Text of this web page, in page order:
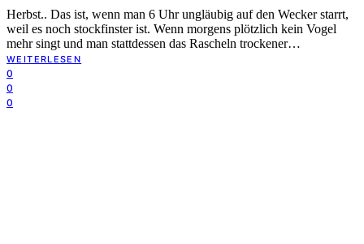
Herbst.. Das ist, wenn man 6 Uhr ungläubig auf den Wecker starrt,
weil es noch stockfinster ist. Wenn morgens plötzlich kein Vogel
mehr singt und man stattdessen das Rascheln trockener…
WEITERLESEN
0
0
0